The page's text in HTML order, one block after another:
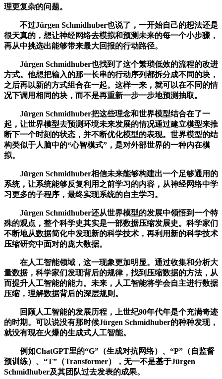
理更复杂的问题。
不过Jürgen Schmidhuber也说了，一开始自己的想法还是
很天真的，想让神经网络去模拟和预测未来的每一个小步骤，
再从中挑选出能够带来最大回报的行动路径。
Jürgen Schmidhuber也找到了这个繁琐低效的流程的改进
方式。他想把输入的那一长串的行动序列都拆分成不同的块，
之后再以新的方式组合在一起。这样一来，就可以在不同的情
况下调用相同的块，而不是再重新一步一步地预测抽取。
Jürgen Schmidhuber把这些理念和世界模型结合在了一
起，让世界模型去预测环境未来发展的情况通过建立模型来推
断下一个时刻的状态，并不断优化模型的表现。世界模型的结
构类似于人脑中的“心智模式”，是对外部世界的一种内在模
拟。
Jürgen Schmidhuber相信未来能够构建出一个足够通用的
系统，让系统能够反复利用之前学习的内容，从神经网络中学
习更多的子程序，最终实现系统的自主学习。
Jürgen Schmidhuber还从世界模型的发展中领悟到一个特
殊的观点，整个科学史其实是一部数据压缩发展史。科学家们
不断地从数据简化中发现新的科学技术，再利用新的科学技术
压缩研究中面对的庞大数据。
在人工智能领域，这一现象更加明显。通过收集和分析大
量数据，科学家们发现背后的规律，找到压缩数据的方法，从
而提升人工智能的能力。未来，人工智能将学会自主进行数据
压缩，理解数据背后的深层规则。
回顾人工智能的发展历程，上世纪90年代年是个充满奇迹
的时期。可以说没有那时候Jürgen Schmidhuber的种种发现，
就没有现在火爆的生成式人工智能。
例如ChatGPT里的“G”（生成对抗网络）、“P”（自监督
预训练）、“T”（Transformer），无一不是基于Jürgen
Schmidhuber及其团队过去发表的成果。